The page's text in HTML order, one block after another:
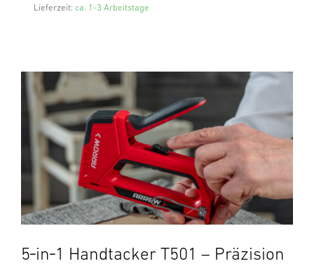
Lieferzeit: ca. 1-3 Arbeitstage
5‑in‑1 Handtacker T501 – Präzision